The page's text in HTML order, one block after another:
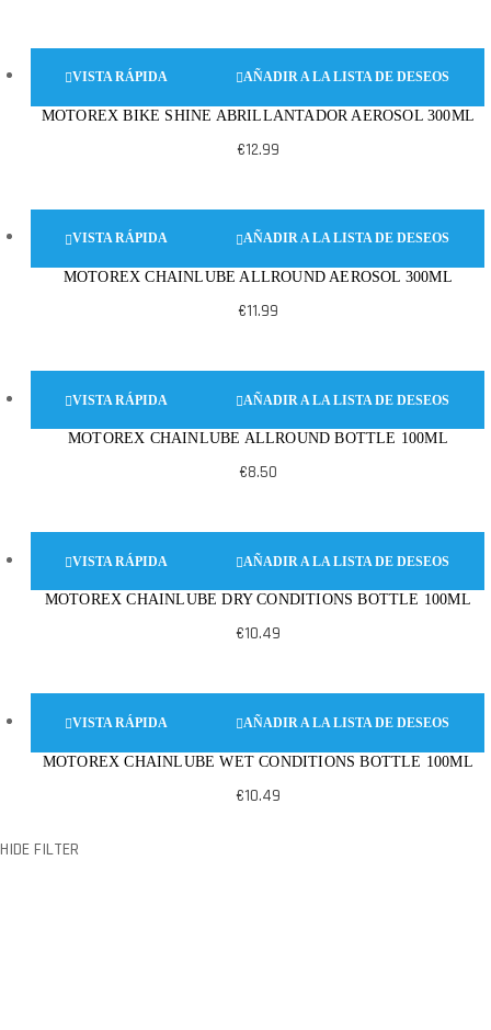
VISTA RÁPIDA AÑADIR A LA LISTA DE DESEOS
MOTOREX BIKE SHINE ABRILLANTADOR AEROSOL 300ML
€12.99
VISTA RÁPIDA AÑADIR A LA LISTA DE DESEOS
MOTOREX CHAINLUBE ALLROUND AEROSOL 300ML
€11.99
VISTA RÁPIDA AÑADIR A LA LISTA DE DESEOS
MOTOREX CHAINLUBE ALLROUND BOTTLE 100ML
€8.50
VISTA RÁPIDA AÑADIR A LA LISTA DE DESEOS
MOTOREX CHAINLUBE DRY CONDITIONS BOTTLE 100ML
€10.49
VISTA RÁPIDA AÑADIR A LA LISTA DE DESEOS
MOTOREX CHAINLUBE WET CONDITIONS BOTTLE 100ML
€10.49
HIDE FILTER